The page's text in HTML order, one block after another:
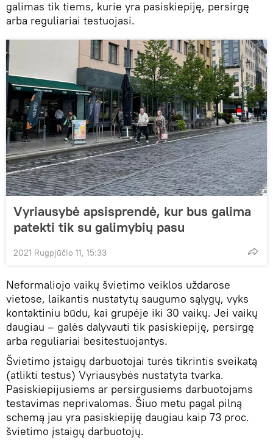
galimas tik tiems, kurie yra pasiskiepiję, persirgę
arba reguliariai testuojasi.
Vyriausybė apsisprendė, kur bus galima
patekti tik su galimybių pasu
2021 Rugpjūčio 11, 15:33
Neformaliojo vaikų švietimo veiklos uždarose
vietose, laikantis nustatytų saugumo sąlygų, vyks
kontaktiniu būdu, kai grupėje iki 30 vaikų. Jei vaikų
daugiau – galės dalyvauti tik pasiskiepiję, persirgę
arba reguliariai besitestuojantys.
Švietimo įstaigų darbuotojai turės tikrintis sveikatą
(atlikti testus) Vyriausybės nustatyta tvarka.
Pasiskiepijusiems ar persirgusiems darbuotojams
testavimas neprivalomas. Šiuo metu pagal pilną
schemą jau yra pasiskiepiję daugiau kaip 73 proc.
švietimo įstaigų darbuotojų.